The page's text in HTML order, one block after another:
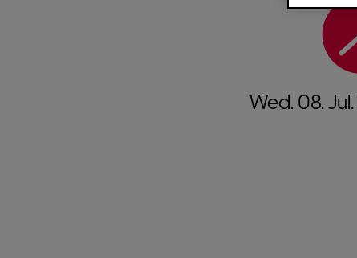
Wed. 08. Jul.